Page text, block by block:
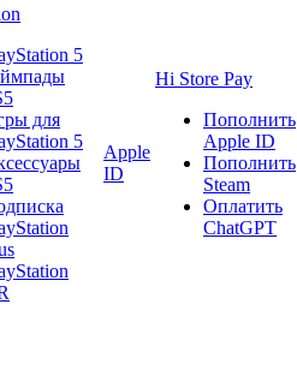
5
для
5
Apple
ID
Hi Store Pay
Пополнить
Apple ID
Пополнить
Steam
Оплатить
ChatGPT